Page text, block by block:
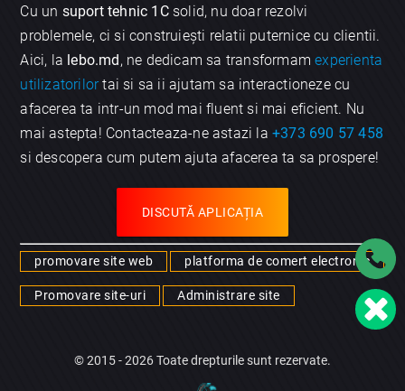
Cu un suport tehnic 1Csolid, nu doar rezolvi
problemele, ci si construiești relatii puternice cu clientii.
Aici, la lebo.md , ne dedicam sa transformamexperienta
utilizatorilortai si sa ii ajutam sa interactioneze cu
afacerea ta intr-un mod mai fluent si mai eficient. Nu
mai astepta! Contacteaza-ne astazi la+373 690 57 458
si descopera cum putem ajuta afacerea ta sa prospere!
DISCUTĂ APLICAȚIA
promovare site web platforma de comert electronic
Promovare site-uri Administrare site
© 2015 - 2026 Toate drepturile sunt rezervate.